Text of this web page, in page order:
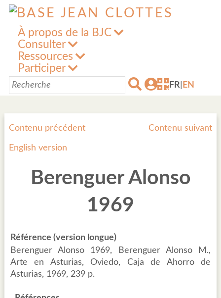
À propos de la BJC
Consulter
Ressources
Participer
FR EN
Contenu précédent Contenu suivant
English version
Berenguer Alonso
1969
Référence (version longue)
Berenguer Alonso 1969, Berenguer Alonso M.,
Arte en Asturias, Oviedo, Caja de Ahorro de
Asturias, 1969, 239 p.